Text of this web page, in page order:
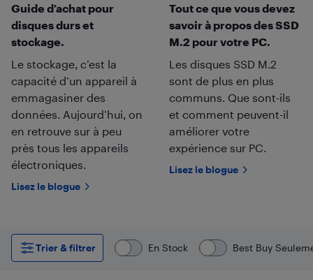
Guide d’achat pour
disques durs et
stockage.
Le stockage, c’est la
capacité d’un appareil à
emmagasiner des
données. Aujourd’hui, on
en retrouve sur à peu
près tous les appareils
électroniques.
Lisez le blogue
Tout ce que vous devez
savoir à propos des SSD
M.2 pour votre PC.
Les disques SSD M.2
sont de plus en plus
communs. Que sont-ils
et comment peuvent-il
améliorer votre
expérience sur PC.
Lisez le blogue
Trier & filtrer En Stock Best Buy